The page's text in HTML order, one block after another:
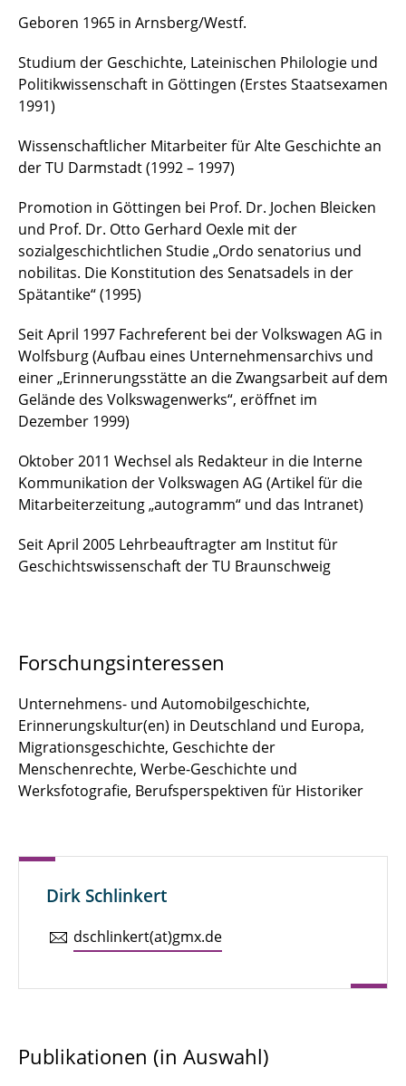
Geboren 1965 in Arnsberg/Westf.
Studium der Geschichte, Lateinischen Philologie und
Politikwissenschaft in Göttingen (Erstes Staatsexamen
1991)
Wissenschaftlicher Mitarbeiter für Alte Geschichte an
der TU Darmstadt (1992 – 1997)
Promotion in Göttingen bei Prof. Dr. Jochen Bleicken
und Prof. Dr. Otto Gerhard Oexle mit der
sozialgeschichtlichen Studie „Ordo senatorius und
nobilitas. Die Konstitution des Senatsadels in der
Spätantike“ (1995)
Seit April 1997 Fachreferent bei der Volkswagen AG in
Wolfsburg (Aufbau eines Unternehmensarchivs und
einer „Erinnerungsstätte an die Zwangsarbeit auf dem
Gelände des Volkswagenwerks“, eröffnet im
Dezember 1999)
Oktober 2011 Wechsel als Redakteur in die Interne
Kommunikation der Volkswagen AG (Artikel für die
Mitarbeiterzeitung „autogramm“ und das Intranet)
Seit April 2005 Lehrbeauftragter am Institut für
Geschichtswissenschaft der TU Braunschweig
Forschungsinteressen
Unternehmens- und Automobilgeschichte,
Erinnerungskultur(en) in Deutschland und Europa,
Migrationsgeschichte, Geschichte der
Menschenrechte, Werbe-Geschichte und
Werksfotografie, Berufsperspektiven für Historiker
Dirk Schlinkert
dsch­lin­kert(at)gmx.​de
Publikationen (in Auswahl)